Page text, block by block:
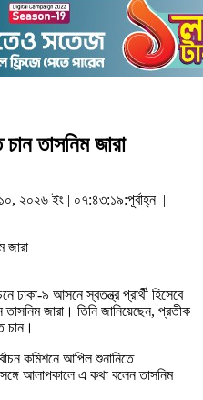
তাসনিম জারা
২০২৬ ইং | ০৭:৪৩:১৯:পূর্বাহ্ন |
ঢাকা-৯ আসনে স্বতন্ত্র প্রার্থী হিসেবে
জারা। তিনি জানিয়েছেন, প্রতীক
চান।
কমিশনে আপিল শুনানিতে
আলাপকালে এ কথা বলেন তাসনিম